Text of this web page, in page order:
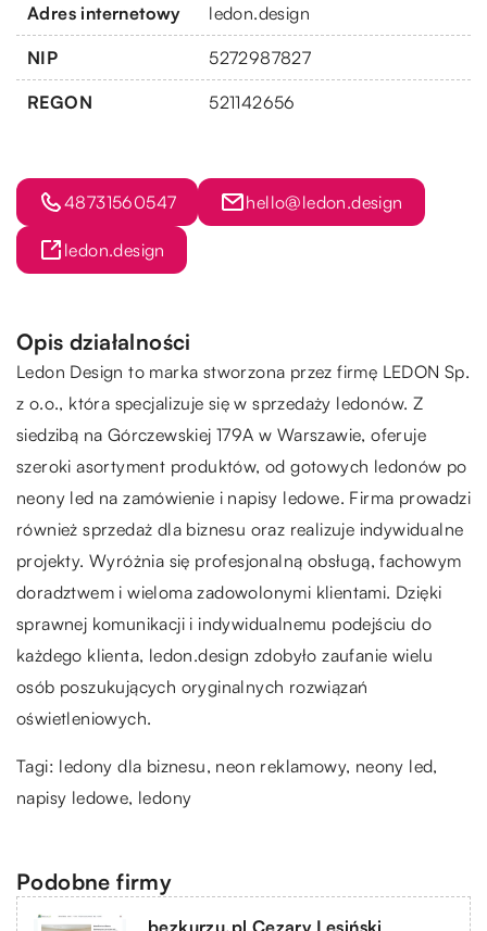
Adres internetowy ledon.design
NIP 5272987827
REGON 521142656
48731560547 hello@ledon.design
ledon.design
Opis działalności
Ledon Design to marka stworzona przez firmę LEDON Sp.
z o.o., która specjalizuje się w sprzedaży ledonów. Z
siedzibą na Górczewskiej 179A w Warszawie, oferuje
szeroki asortyment produktów, od gotowych ledonów po
neony led na zamówienie i napisy ledowe. Firma prowadzi
również sprzedaż dla biznesu oraz realizuje indywidualne
projekty. Wyróżnia się profesjonalną obsługą, fachowym
doradztwem i wieloma zadowolonymi klientami. Dzięki
sprawnej komunikacji i indywidualnemu podejściu do
każdego klienta, ledon.design zdobyło zaufanie wielu
osób poszukujących oryginalnych rozwiązań
oświetleniowych.
Tagi: ledony dla biznesu, neon reklamowy, neony led,
napisy ledowe, ledony
Podobne firmy
bezkurzu.pl Cezary Lesiński